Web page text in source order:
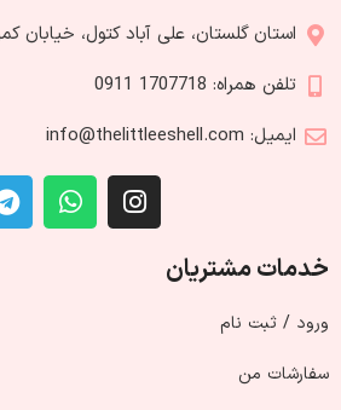
استان گلستان، علی آباد کتول، خیابان
تلفن همراه: 1707718 0911
ایمیل: info@thelittleeshell.com
خدمات مشتریان
ورود / ثبت نام
سفارشات من